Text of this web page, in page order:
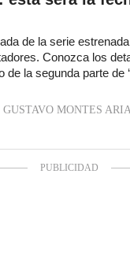
de la serie
Conozca los
de la segunda parte de
GUSTAVO MONTES